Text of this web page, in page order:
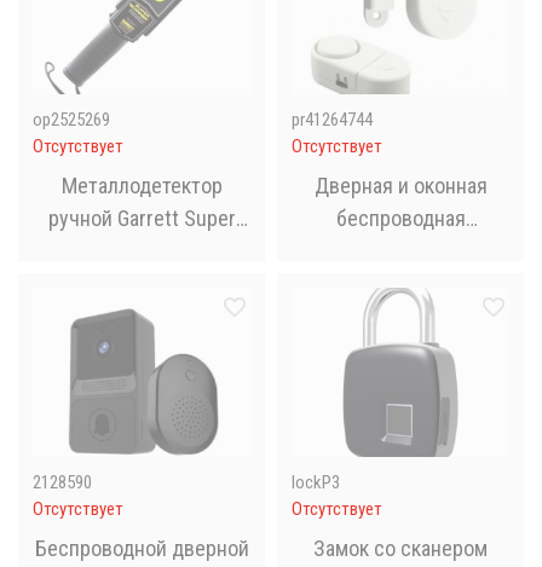
op2525269
Отсутствует
Металлодетектор
ручной Garrett Super
pr41264744
Отсутствует
Дверная и оконная
беспроводная
магнитным датчиком
Door / Window Entry
Alarm RL - 9805
2128590
Отсутствует
Беспроводной дверной
lockP3
Отсутствует
Замок со сканером